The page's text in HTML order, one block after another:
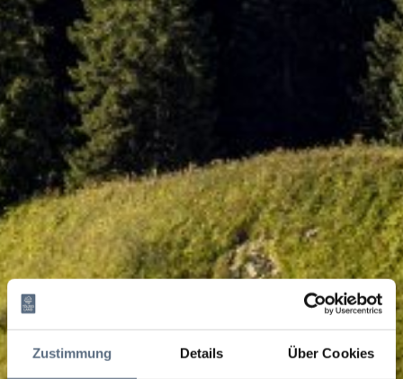
Zustimmung Details Über Cookies